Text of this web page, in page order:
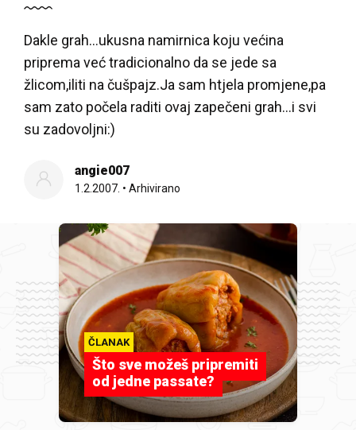
Dakle grah…ukusna namirnica koju većina
priprema već tradicionalno da se jede sa
žlicom,iliti na čušpajz.Ja sam htjela promjene,pa
sam zato počela raditi ovaj zapečeni grah…i svi
su zadovoljni:)
angie007
1.2.2007. • Arhivirano
ČLANAK
Što sve možeš pripremiti
od jedne passate?